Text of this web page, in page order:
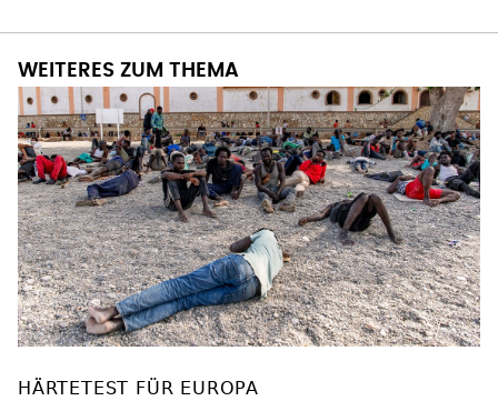
WEITERES ZUM THEMA
HÄRTETEST FÜR EUROPA